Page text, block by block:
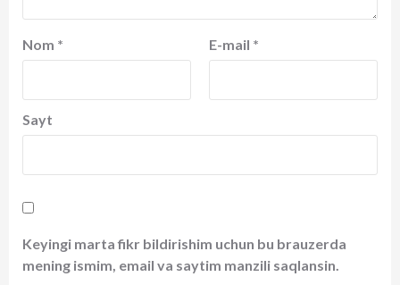
Nom * E-mail *
Sayt
Keyingi marta fikr bildirishim uchun bu brauzerda
mening ismim, email va saytim manzili saqlansin.